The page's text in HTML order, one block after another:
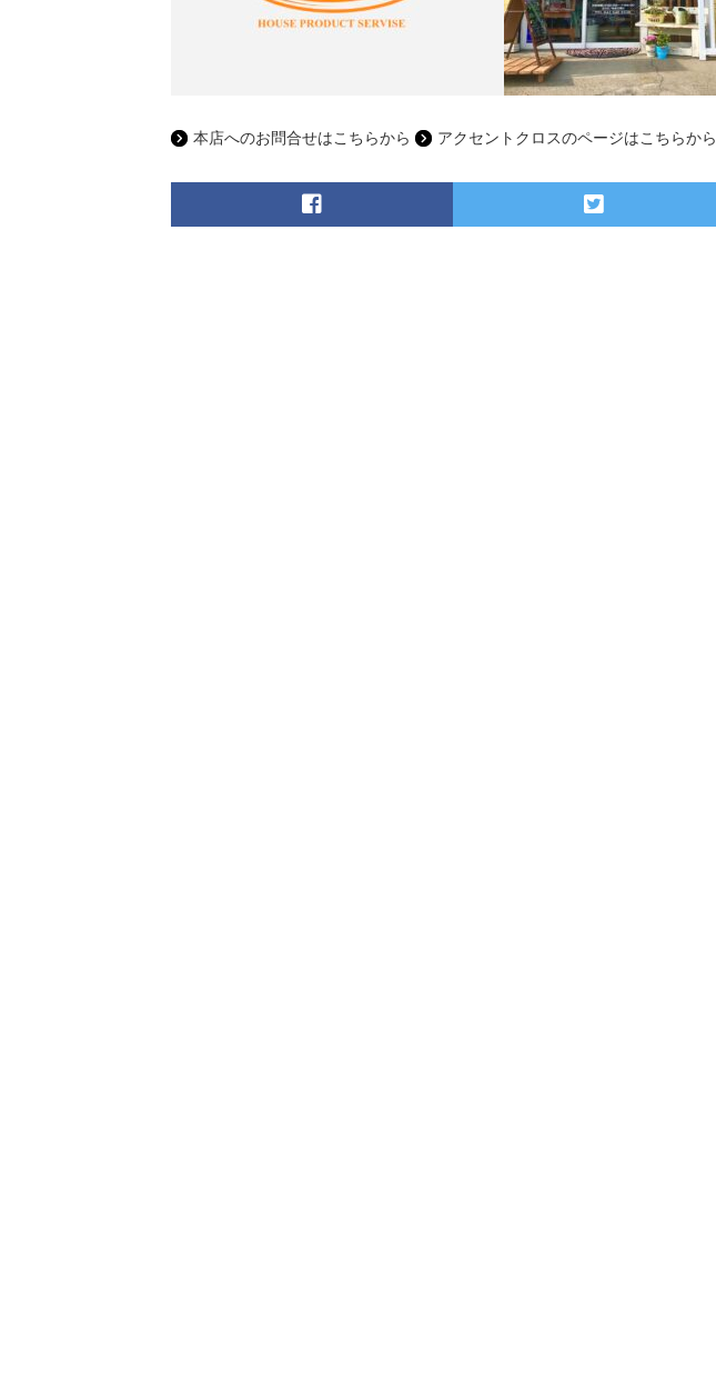
本店へのお問合せはこちらから アクセントクロスのページはこちらから